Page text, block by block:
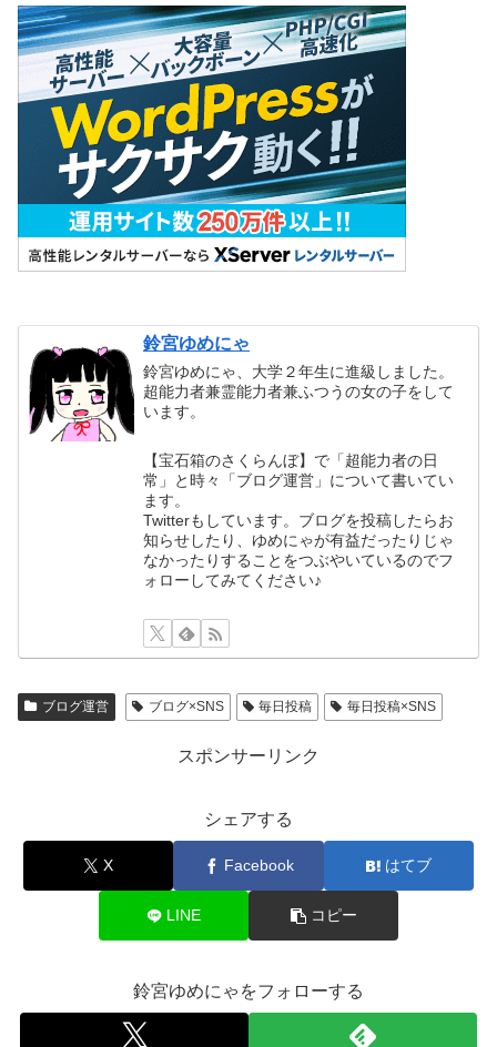
鈴宮ゆめにゃ
鈴宮ゆめにゃ、大学２年生に進級しました。
超能力者兼霊能力者兼ふつうの女の子をして
います。
【宝石箱のさくらんぼ】で「超能力者の日
常」と時々「ブログ運営」について書いてい
ます。
Twitterもしています。ブログを投稿したらお
知らせしたり、ゆめにゃが有益だったりじゃ
なかったりすることをつぶやいているのでフ
ォローしてみてください♪
ブログ運営 ブログ×SNS 毎日投稿 毎日投稿×SNS
スポンサーリンク
シェアする
X Facebook はてブ
LINE コピー
鈴宮ゆめにゃをフォローする